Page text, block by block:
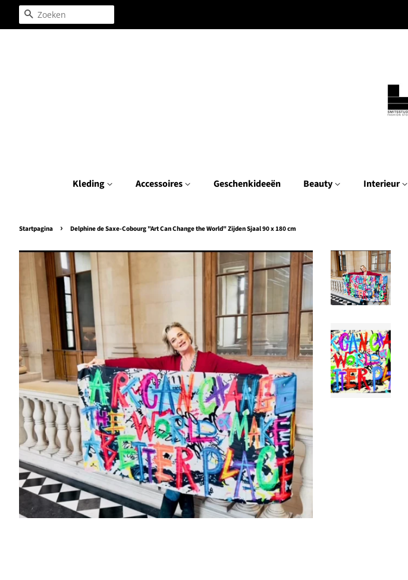
Zoeken
Kleding Accessoires Geschenkideeën Beauty Interieur
Startpagina › Delphine de Saxe-Cobourg "Art Can Change the World" Zijden Sjaal 90 x 180 cm